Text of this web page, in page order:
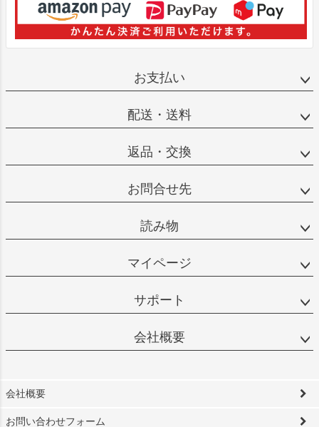
お支払い
配送・送料
返品・交換
お問合せ先
読み物
マイページ
サポート
会社概要
会社概要
お問い合わせフォーム